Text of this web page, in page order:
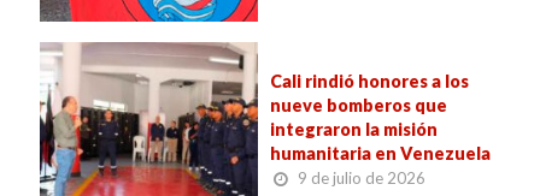
Cali rindió honores a los
nueve bomberos que
integraron la misión
humanitaria en Venezuela
9 de julio de 2026